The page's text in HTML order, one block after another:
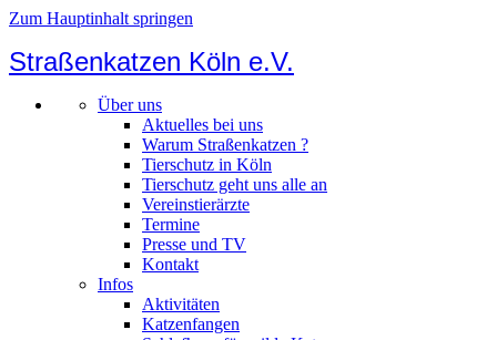
Zum Hauptinhalt springen
Straßenkatzen Köln e.V.
Über uns
Aktuelles bei uns
Warum Straßenkatzen ?
Tierschutz in Köln
Tierschutz geht uns alle an
Vereinstierärzte
Termine
Presse und TV
Kontakt
Infos
Aktivitäten
Katzenfangen